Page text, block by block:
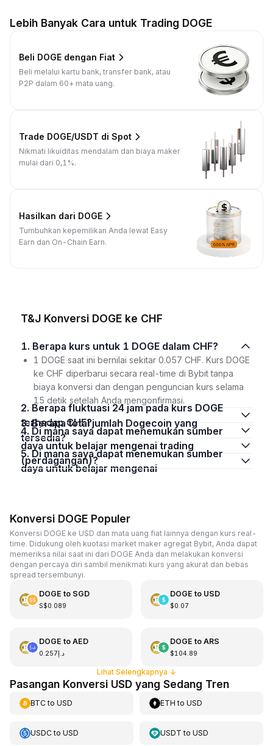
Lebih Banyak Cara untuk Trading DOGE
Beli DOGE dengan Fiat
Beli melalui kartu bank, transfer bank, atau
P2P dalam 60+ mata uang.
Trade DOGE/USDT di Spot
Nikmati likuiditas mendalam dan biaya maker
mulai dari 0,1%.
Hasilkan dari DOGE
Tumbuhkan kepemilikan Anda lewat Easy
Earn dan On-Chain Earn.
T&J Konversi DOGE ke CHF
1. Berapa kurs untuk 1 DOGE dalam CHF?
1 DOGE saat ini bernilai sekitar 0.057 CHF. Kurs DOGE
ke CHF diperbarui secara real-time di Bybit tanpa
biaya konversi dan dengan penguncian kurs selama
15 detik setelah Anda mengonfirmasi.
2. Berapa fluktuasi 24 jam pada kurs DOGE
terhadap CHF?
3. Berapa total jumlah Dogecoin yang
tersedia?
4. Di mana saya dapat menemukan sumber
daya untuk belajar mengenai trading
(perdagangan)?
5. Di mana saya dapat menemukan sumber
daya untuk belajar mengenai
Konversi DOGE Populer
Konversi DOGE ke USD dan mata uang fiat lainnya dengan kurs real-
time. Didukung oleh kuotasi market maker agregat Bybit, Anda dapat
memeriksa nilai saat ini dari DOGE Anda dan melakukan konversi
dengan percaya diri sambil menikmati kurs yang akurat dan bebas
spread tersembunyi.
DOGE to SGD
S$0.089
DOGE to USD
$0.07
DOGE to AED
د.إ0.257
DOGE to ARS
$104.89
Lihat Selengkapnya ↓
Pasangan Konversi USD yang Sedang Tren
BTCto USD ETH toUSD
USDCto USD USDT toUSD